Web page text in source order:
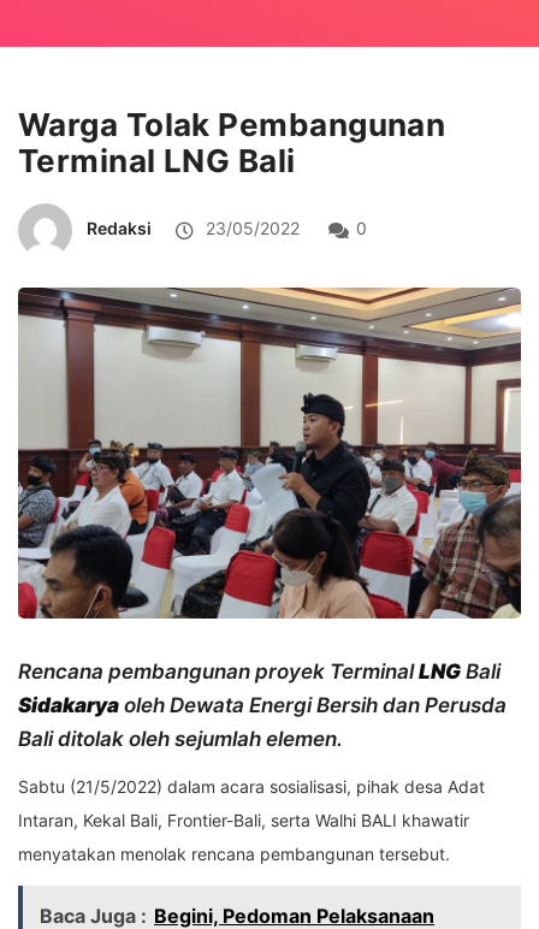
Warga Tolak Pembangunan
Terminal LNG Bali
Redaksi 23/05/2022 0
Rencana pembangunan proyek TerminalLNG Bali
Sidakarya oleh Dewata Energi Bersih dan Perusda
Bali ditolak oleh sejumlah elemen.
Sabtu (21/5/2022) dalam acara sosialisasi, pihak desa Adat
Intaran, Kekal Bali, Frontier-Bali, serta Walhi BALI khawatir
menyatakan menolak rencana pembangunan tersebut.
Baca Juga : Begini, Pedoman Pelaksanaan